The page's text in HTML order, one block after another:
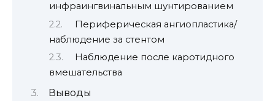
инфраингвинальным шунтированием
Периферическая ангиопластика/
наблюдение за стентом
Наблюдение после каротидного
вмешательства
Выводы